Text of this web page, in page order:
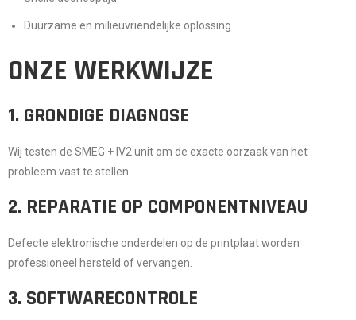
Duurzame en milieuvriendelijke oplossing
ONZE WERKWIJZE
1. GRONDIGE DIAGNOSE
Wij testen de SMEG + IV2 unit om de exacte oorzaak van het
probleem vast te stellen.
2. REPARATIE OP COMPONENTNIVEAU
Defecte elektronische onderdelen op de printplaat worden
professioneel hersteld of vervangen.
3. SOFTWARECONTROLE